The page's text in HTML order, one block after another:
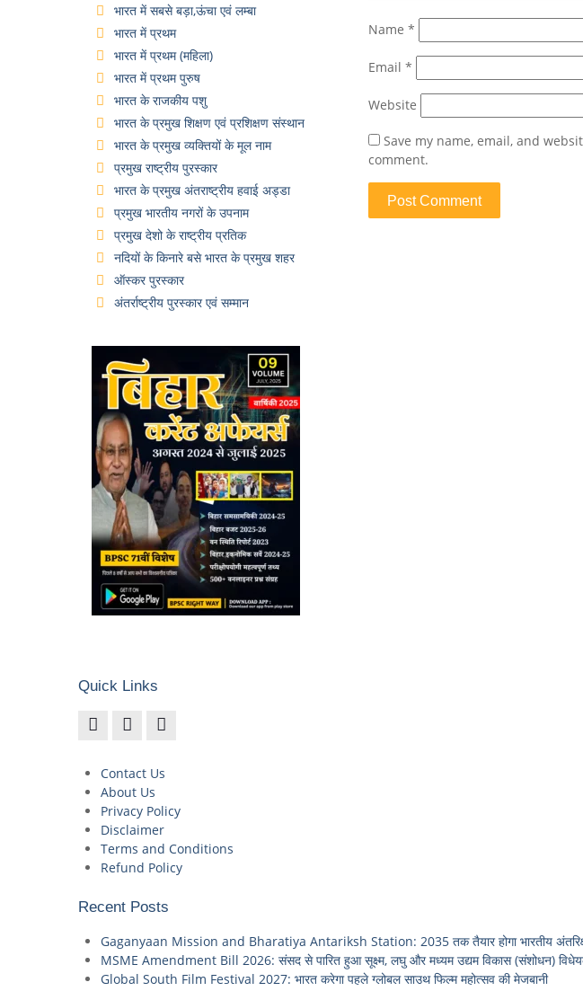
Name *
Email *
Website
Save my name, email, and
comment.
भारत में सबसे बड़ा,ऊंचा एवं लम्बा
भारत में प्रथम
भारत में प्रथम (महिला)
भारत में प्रथम पुरुष
भारत के राजकीय पशु
भारत के प्रमुख शिक्षण एवं प्रशिक्षण संस्थान
भारत के प्रमुख व्यक्तियों के मूल नाम
प्रमुख राष्ट्रीय पुरस्कार
भारत के प्रमुख अंतराष्ट्रीय हवाई अड्डा
प्रमुख भारतीय नगरों के उपनाम
प्रमुख देशो के राष्ट्रीय प्रतिक
नदियों के किनारे बसे भारत के प्रमुख शहर
ऑस्कर पुरस्कार
अंतर्राष्ट्रीय पुरस्कार एवं सम्मान
Quick Links
Contact Us
About Us
Privacy Policy
Disclaimer
Terms and Conditions
Refund Policy
Recent Posts
Gaganyaan Mission and Bharatiya Antariksh Station: 2035 तक तैयार होगा भारतीय अंतरिक्ष
MSME Amendment Bill 2026: संसद से पारित हुआ सूक्ष्म, लघु और मध्यम उद्यम विकास (संशोधन)
Global South Film Festival 2027: भारत करेगा पहले ग्लोबल साउथ फिल्म महोत्सव की मेजबानी